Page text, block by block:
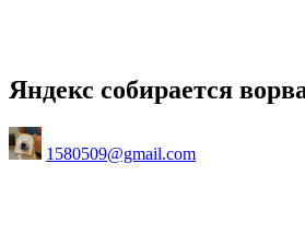
Яндекс собирается
Posted
by
1580509@gmail.com